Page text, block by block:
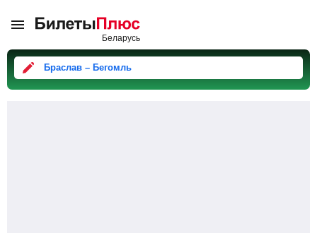
Браслав – Бегомль